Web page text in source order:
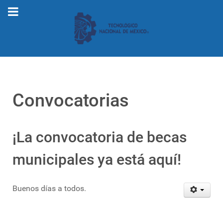
Convocatorias
¡La convocatoria de becas
municipales ya está aquí!
Buenos días a todos.